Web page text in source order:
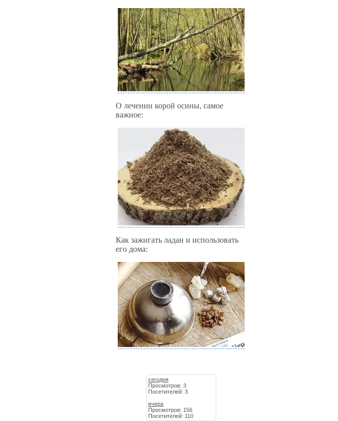
О лечении корой осины, самое
важное:
Как зажигать ладан и использовать
его дома:
сегодня
Просмотров: 3
Посетителей: 3
вчера
Просмотров: 156
Посетителей: 110